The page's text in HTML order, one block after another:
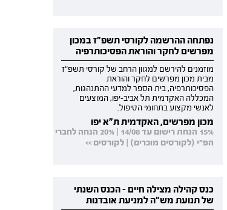
נפתחה ההרשמה לקורסי תשפ"ז במכון
מפרשים לחקר והוראת הפסיכותרפיה
מוזמנים להירשם למגוון הרחב של קורסי תשפ"ז
מבית מכון מפרשים לחקר והוראת
הפסיכותרפיה, בית הספר למדעי ההתנהגות,
המכללה האקדמית תל אביב-יפו, המוצעים
לאנשי מקצוע בתחומי הטיפול.
מכון מפרשים, האקדמית ת"א יפו
15% הנחת רישום עד 14/08 | 20% הנחה לחברי
הפ"י (לקורסים מוכרים) | לקורסים >>
כנס קהילה מצילה חיים - הכנס השנתי
של תנועת מש"ה למניעת אובדנות